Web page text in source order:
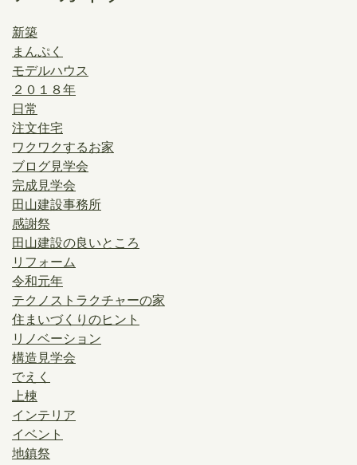
新築
まんぷく
モデルハウス
２０１８年
日常
注文住宅
ワクワクするお家
ブログ見学会
完成見学会
田山建設事務所
感謝祭
田山建設の良いところ
リフォーム
令和元年
テクノストラクチャーの家
住まいづくりのヒント
リノベーション
構造見学会
でえく
上棟
インテリア
イベント
地鎮祭